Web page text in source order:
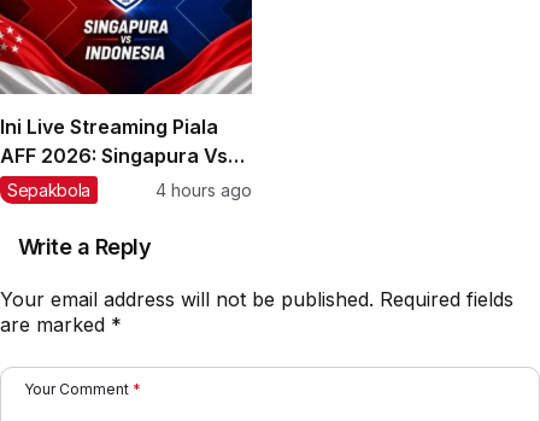
Ini Live Streaming Piala
AFF 2026: Singapura Vs
Timnas Indonesia
Sepakbola 4 hours ago
Write a Reply
Your email address will not be published. Required fields
are marked *
Your Comment *